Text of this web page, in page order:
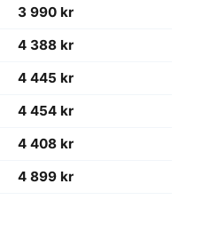
3 990 kr
4 388 kr
4 445 kr
4 454 kr
4 408 kr
4 899 kr